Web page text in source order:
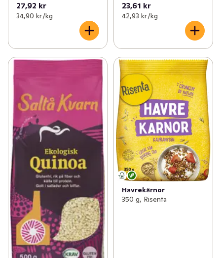
27,92 kr
34,90 kr /kg
23,61 kr
42,93 kr /kg
Havrekärnor
350 g, Risenta